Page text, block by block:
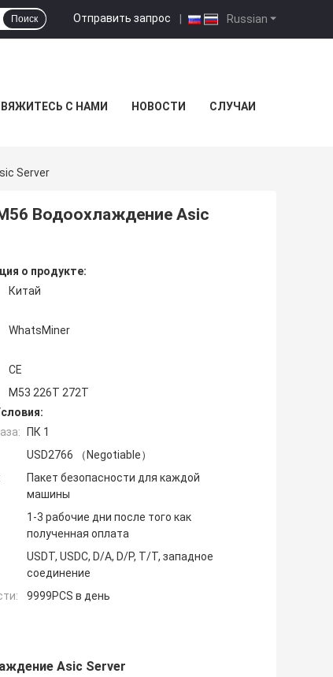
Russian
Отправить запрос |
Поиск
С НАМИ НОВОСТИ СЛУЧАИ
Server
Водоохлаждение Asic
о продукте:
Китай
WhatsMiner
CE
М53 226Т 272Т
ПК 1
USD2766 （Negotiable）
Пакет безопасности для каждой
машины
1-3 рабочие дни после того как
полученная оплата
USDT, USDC, D/A, D/P, T/T, западное
соединение
9999PCS в день
Asic Server